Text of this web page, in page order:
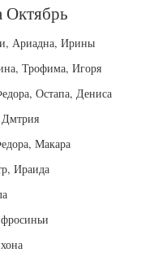
Октябрь
Ариадна, Ирины
Трофима, Игоря
Остапа, Дениса
Дмтрия
Макара
Ираида